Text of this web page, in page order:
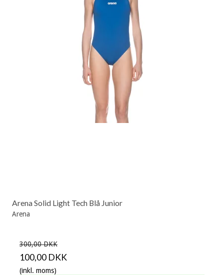
Arena Solid Light Tech Blå Junior
Arena
300,00 DKK
100,00 DKK
(inkl. moms)